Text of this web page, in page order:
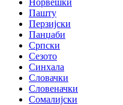
Норвешки
Пашту
Перзијски
Панџаби
Српски
Сезото
Синхала
Словачки
Словеначки
Сомалијски